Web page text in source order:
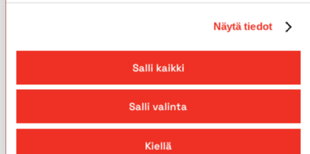
Näytä tiedot
Salli kaikki
Salli valinta
Kiellä
Kaikki yhteystiedot
Henkilönostimet